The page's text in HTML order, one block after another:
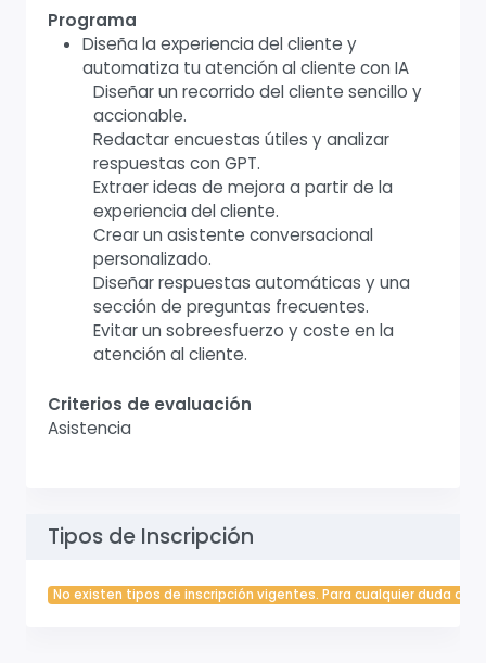
Programa
Diseña la experiencia del cliente y
automatiza tu atención al cliente con IA
Diseñar un recorrido del cliente sencillo y
accionable.
Redactar encuestas útiles y analizar
respuestas con GPT.
Extraer ideas de mejora a partir de la
experiencia del cliente.
Crear un asistente conversacional
personalizado.
Diseñar respuestas automáticas y una
sección de preguntas frecuentes.
Evitar un sobreesfuerzo y coste en la
atención al cliente.
Criterios de evaluación
Asistencia
Tipos de Inscripción
No existen tipos de inscripción vigentes. Para cualquier duda